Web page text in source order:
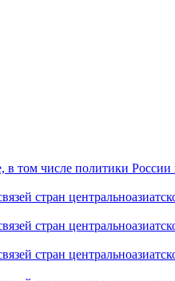
числе политики России
стран
стран
стран